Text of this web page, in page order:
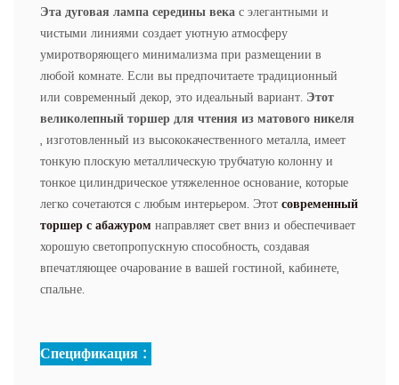
Эта дуговая лампа середины векас элегантными и
чистыми линиями создает уютную атмосферу
умиротворяющего минимализма при размещении в
любой комнате. Если вы предпочитаете традиционный
или современный декор, это идеальный вариант. Этот
великолепный торшер для чтения из матового никеля
, изготовленный из высококачественного металла, имеет
тонкую плоскую металлическую трубчатую колонну и
тонкое цилиндрическое утяжеленное основание, которые
легко сочетаются с любым интерьером. Этотсовременный
торшер с абажуром направляет свет вниз и обеспечивает
хорошую светопропускную способность, создавая
впечатляющее очарование в вашей гостиной, кабинете,
спальне.
Спецификация :